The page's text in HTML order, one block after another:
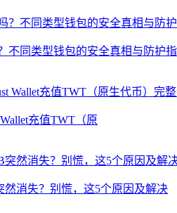
不同类型钱包的安全真相与防护
充值TWT（原
然消失？别慌，这5个原因及解决